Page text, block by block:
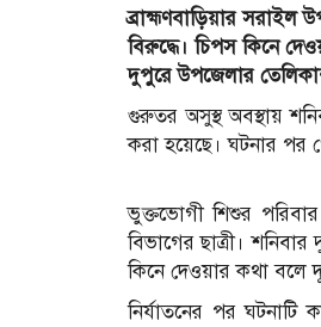
ব্রাহ্মণবাড়িয়ার
বিরুদ্ধে। চিপস কিনে
দুপুরে উপজেলার
গুরুতর অসুস্থ অবস্থায়
করা হয়েছে। ঘটনার পর
ভুক্তভোগী শিশুর পরিবার
বিভাগের ছাত্রী।
কিনে দেওয়ার কথা বলে
নির্যাতনের পর